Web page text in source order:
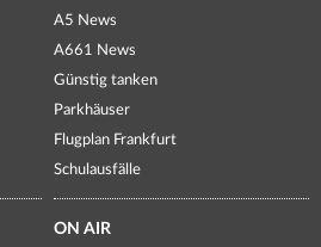
A5 News
A661 News
Günstig tanken
Parkhäuser
Flugplan Frankfurt
Schulausfälle
ON AIR